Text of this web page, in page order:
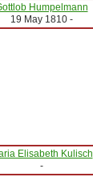
Humpelmann
19 May 1810-
Elisabeth Kulisch
-